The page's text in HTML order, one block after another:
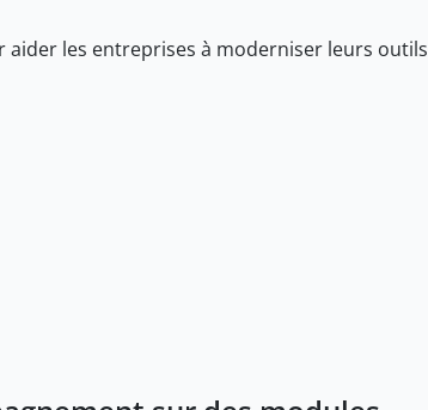
aider les entreprises à moderniser leurs outils